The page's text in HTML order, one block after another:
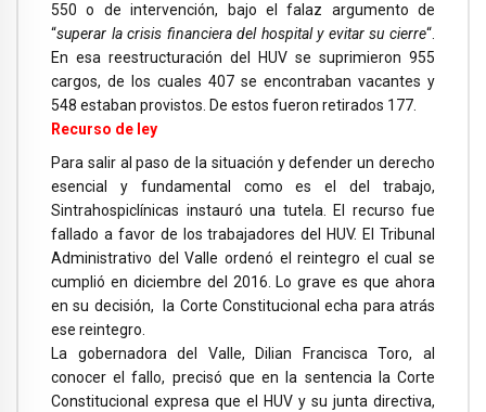
550 o de intervención, bajo el falaz argumento de
“superar la crisis financiera del hospital y evitar su cierre“.
En esa reestructuración del HUV se suprimieron 955
cargos, de los cuales 407 se encontraban vacantes y
548 estaban provistos. De estos fueron retirados 177.
Recurso de ley
Para salir al paso de la situación y defender un derecho
esencial y fundamental como es el del trabajo,
Sintrahospiclínicas instauró una tutela. El recurso fue
fallado a favor de los trabajadores del HUV. El Tribunal
Administrativo del Valle ordenó el reintegro el cual se
cumplió en diciembre del 2016. Lo grave es que ahora
en su decisión, la Corte Constitucional echa para atrás
ese reintegro.
La gobernadora del Valle, Dilian Francisca Toro, al
conocer el fallo, precisó que en la sentencia la Corte
Constitucional expresa que el HUV y su junta directiva,